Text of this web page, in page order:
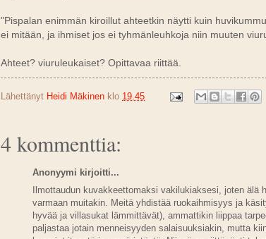
"Pispalan enimmän kiroillut ahteetkin näytti kuin
ei mitään, ja ihmiset jos ei tyhmänleuhkoja niin muuten
Ahteet? viuruleukaiset? Opittavaa riittää.
Lähettänyt Heidi Mäkinen klo 19.45
4 kommenttia:
Anonyymi kirjoitti...
Ilmottaudun kuvakkeettomaksi vakilukiaksesi, joten älä
varmaan muitakin. Meitä yhdistää ruokaihmisyys ja
hyvää ja villasukat lämmittävät), ammattikin liippaa
paljastaa jotain menneisyyden salaisuuksiakin, mutta